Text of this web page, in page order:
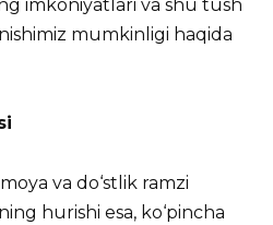
imkoniyatlari va shu tush
mumkinligi haqida
va do‘stlik ramzi
hurishi esa, ko‘pincha